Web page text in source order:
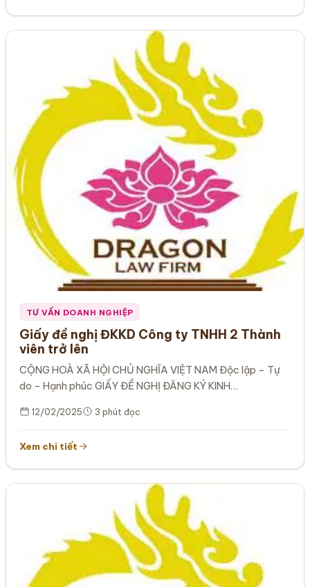
TƯ VẤN DOANH NGHIỆP
Giấy đề nghị ĐKKD Công ty TNHH 2 Thành
viên trở lên
CỘNG HOÀ XÃ HỘI CHỦ NGHĨA VIỆT NAM Độc lập – Tự
do – Hạnh phúc GIẤY ĐỀ NGHỊ ĐĂNG KÝ KINH…
12/02/2025 3 phút đọc
Xem chi tiết